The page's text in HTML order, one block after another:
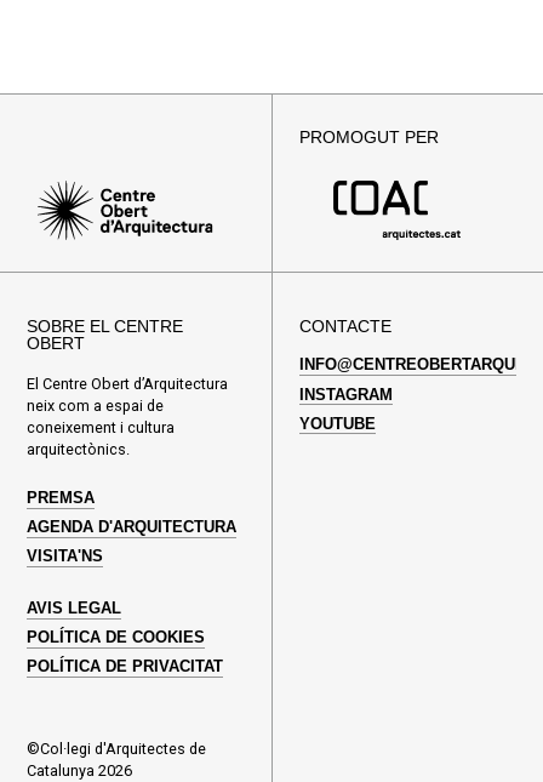
PROMOGUT PER
SOBRE EL CENTRE
OBERT
El Centre Obert d’Arquitectura
neix com a espai de
coneixement i cultura
arquitectònics.
PREMSA
AGENDA D'ARQUITECTURA
VISITA'NS
AVIS LEGAL
POLÍTICA DE COOKIES
POLÍTICA DE PRIVACITAT
©Col·legi d'Arquitectes de
Catalunya 2026
CONTACTE
INSTAGRAM
YOUTUBE